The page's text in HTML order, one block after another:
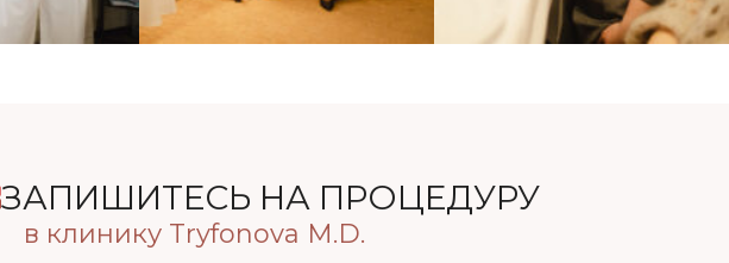
ЗАПИШИТЕСЬ НА ПРОЦЕДУРУ
в клинику Tryfonova M.D.